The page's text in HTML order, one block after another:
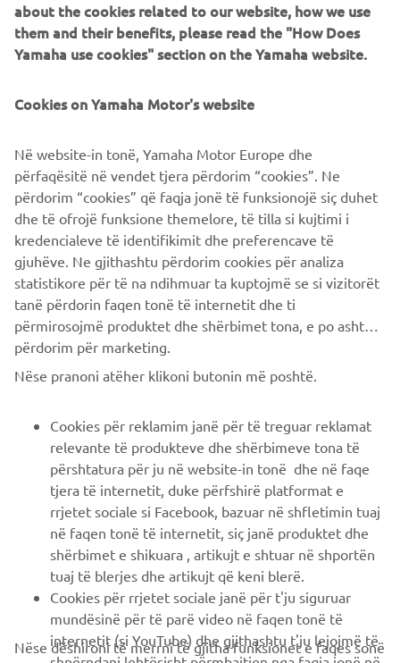
SCOPRI DI PIÙ
PIÙ YAMAHA
SUPPORTO
NEWSLETTER
Conoscerai in anteprima le ultime offerte, gli eventi speciali, le
nuove uscite e molto altro
about the cookies related to our website, how we use
them and their benefits, please read the "How Does
Yamaha use cookies" section on the Yamaha website.
Cookies on Yamaha Motor's website
Në website-in tonë, Yamaha Motor Europe dhe
përfaqësitë në vendet tjera përdorim “cookies”. Ne
përdorim “cookies” që faqja jonë të funksionojë siç duhet
dhe të ofrojë funksione themelore, të tilla si kujtimi i
kredencialeve të identifikimit dhe preferencave të
gjuhëve. Ne gjithashtu përdorim cookies për analiza
statistikore për të na ndihmuar ta kuptojmë se si vizitorët
tanë përdorin faqen tonë të internetit dhe ti
përmirosojmë produktet dhe shërbimet tona, e po ashtu ti
përdorim për marketing.
Nëse pranoni atëher klikoni butonin më poshtë.
Cookies për reklamim janë për të treguar reklamat
relevante të produkteve dhe shërbimeve tona të
përshtatura për ju në website-in tonë dhe në faqe
tjera të internetit, duke përfshirë platformat e
rrjetet sociale si Facebook, bazuar në shfletimin tuaj
në faqen tonë të internetit, siç janë produktet dhe
shërbimet e shikuara , artikujt e shtuar në shportën
tuaj të blerjes dhe artikujt që keni blerë.
Cookies për rrjetet sociale janë për t'ju siguruar
mundësinë për të parë video në faqen tonë të
internetit (si YouTube) dhe gjithashtu t'ju lejojmë të
Nëse dëshironi të merrni të gjitha funksionet e faqes sonë